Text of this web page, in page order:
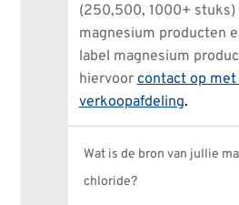
(250,500, 1000+ stuks)
magnesium producten
label magnesium
hiervoor contact op met
verkoopafdeling.
Wat is de bron van jullie
chloride?